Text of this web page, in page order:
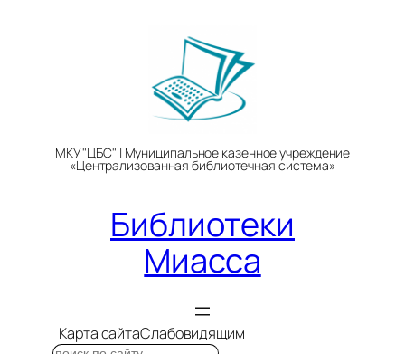
МКУ "ЦБС" | Муниципальное казенное учреждение
«Централизованная библиотечная система»
Библиотеки
Миасса
Карта сайтаСлабовидящим
Поиск